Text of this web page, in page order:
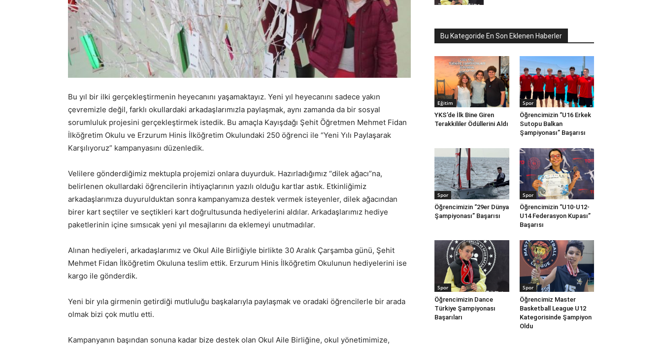
Bu yıl bir ilki gerçekleştirmenin heyecanını yaşamaktayız. Yeni yıl heyecanını sadece yakın
çevremizle değil, farklı okullardaki arkadaşlarımızla paylaşmak, aynı zamanda da bir sosyal
sorumluluk projesini gerçekleştirmek istedik. Bu amaçla Kayışdağı Şehit Öğretmen Mehmet Fidan
İlköğretim Okulu ve Erzurum Hinis İlköğretim Okulundaki 250 öğrenci ile “Yeni Yılı Paylaşarak
Karşılıyoruz” kampanyasını düzenledik.
Velilere gönderdiğimiz mektupla projemizi onlara duyurduk. Hazırladığımız “dilek ağacı”na,
belirlenen okullardaki öğrencilerin ihtiyaçlarının yazılı olduğu kartlar astık. Etkinliğimiz
arkadaşlarımıza duyurulduktan sonra kampanyamıza destek vermek isteyenler, dilek ağacından
birer kart seçtiler ve seçtikleri kart doğrultusunda hediyelerini aldılar. Arkadaşlarımız hediye
paketlerinin içine sımsıcak yeni yıl mesajlarını da eklemeyi unutmadılar.
Alınan hediyeleri, arkadaşlarımız ve Okul Aile Birliğiyle birlikte 30 Aralık Çarşamba günü, Şehit
Mehmet Fidan İlköğretim Okuluna teslim ettik. Erzurum Hinis İlköğretim Okulunun hediyelerini ise
kargo ile gönderdik.
Yeni bir yıla girmenin getirdiği mutluluğu başkalarıyla paylaşmak ve oradaki öğrencilerle bir arada
olmak bizi çok mutlu etti.
Kampanyanın başından sonuna kadar bize destek olan Okul Aile Birliğine, okul yönetimimize,
Bu Kategoride En Son Eklenen Haberler
Eğitim
YKS’de İlk Bine Giren
Terakkililer Ödüllerini Aldı
Spor
Öğrencimizin “U16 Erkek
Sutopu Balkan
Şampiyonası” Başarısı
Spor
Öğrencimizin “29er Dünya
Şampiyonası” Başarısı
Spor
Öğrencimizin “U10-U12-
U14 Federasyon Kupası”
Başarısı
Spor
Öğrencimizin Dance
Türkiye Şampiyonası
Başarıları
Spor
Öğrencimiz Master
Basketball League U12
Kategorisinde Şampiyon
Oldu